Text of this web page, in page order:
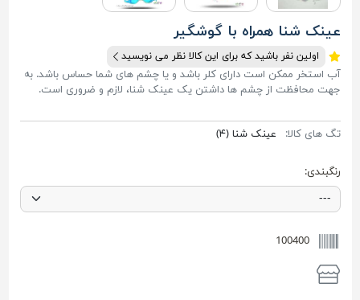
عینک شنا همراه با گوشگیر
اولین نفر باشید که برای این کالا نظر می نویسید
آب استخر ممکن است دارای کلر باشد و یا چشم های شما حساس باشد. به
جهت محافظت از چشم ها داشتن یک عینک شنا، لازم و ضروری است.
تگ های کالا: عینک شنا(۴)
رنگبندی:
100400